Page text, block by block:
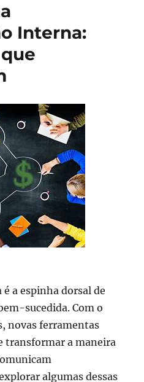
Interna:
a espinha dorsal de
sucedida. Com o
novas ferramentas
transformar a maneira
algumas dessas